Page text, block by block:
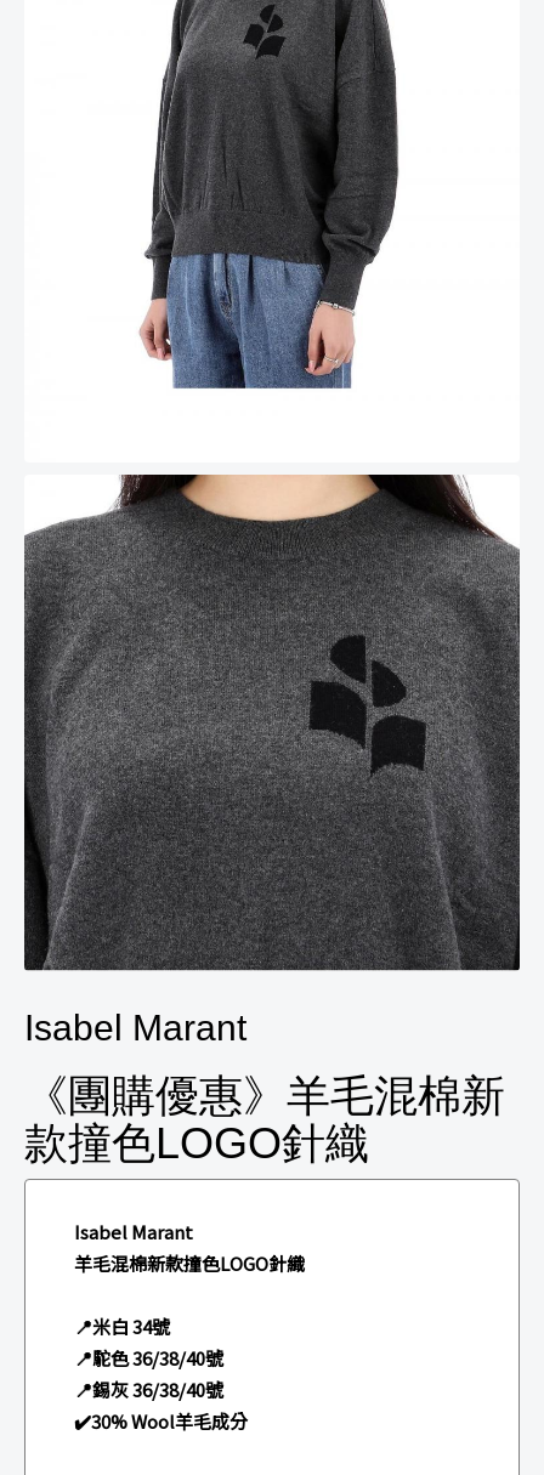
Isabel Marant
《團購優惠》羊毛混棉新
款撞色LOGO針織
Isabel Marant
羊毛混棉新款撞色LOGO針織
📍米白 34號
📍駝色 36/38/40號
📍錫灰 36/38/40號
✔️30% Wool羊毛成分